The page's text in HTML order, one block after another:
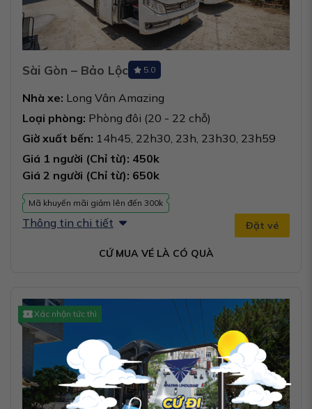
×
Sài Gòn – Bảo Lộc 5.0
Nhà xe: Long Vân Amazing
Loại phòng: Phòng đôi (20 - 22 chỗ)
Giờ xuất bến: 14h45, 22h30, 23h, 23h30, 23h59
Giá 1 người (Chỉ từ): 450k
Giá 2 người (Chỉ từ): 650k
Mã khuyến mãi giảm lên đến 300k
Thông tin chi tiết Đặt vé
CỨ MUA VÉ LÀ CÓ QUÀ
Xác nhận tức thì